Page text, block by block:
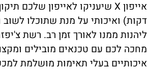
דקות) ואיכותי על מנת שתוכלו
ליהנות ממנו לאורך זמן רב. רשת
מחכה לכם עם טכנאים מובילים
איכותיים בעלי תאימות מושלמת